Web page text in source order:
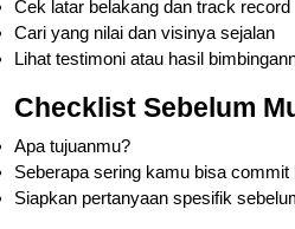
Cek latar belakang dan track record
Cari yang nilai dan visinya sejalan
Lihat testimoni atau hasil
Checklist Sebelum
Apa tujuanmu?
Seberapa sering kamu bisa commit
Siapkan pertanyaan spesifik